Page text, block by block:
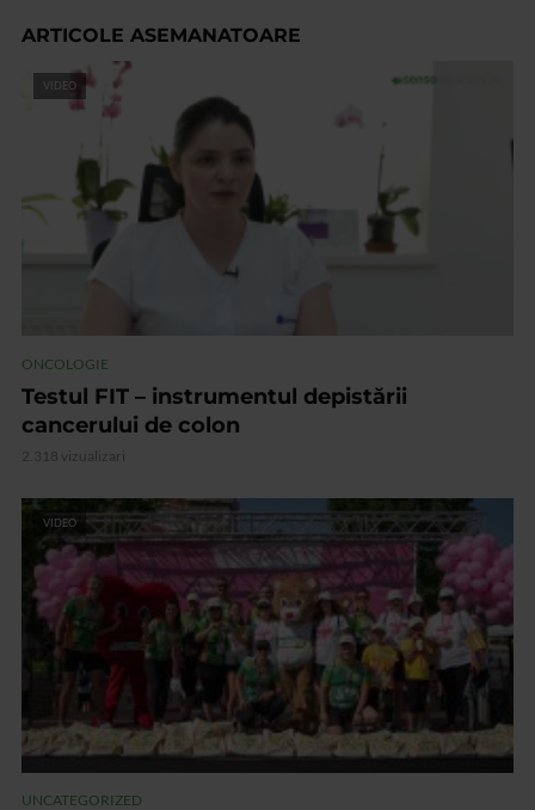
ARTICOLE ASEMANATOARE
VIDEO
ONCOLOGIE
Testul FIT – instrumentul depistării
cancerului de colon
2.318 vizualizari
VIDEO
UNCATEGORIZED